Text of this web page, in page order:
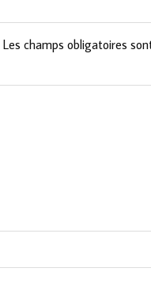
Les champs obligatoires